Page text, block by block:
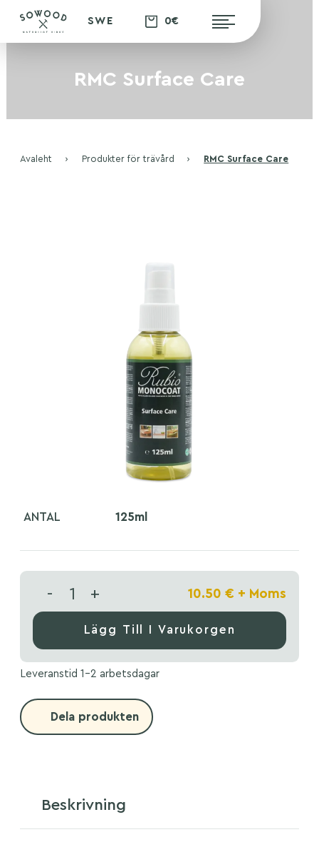
SWE 0€
RMC Surface Care
Avaleht › Produkter för trävård › RMC Surface Care
ANTAL 125ml
- + 10.50 € + Moms
Lägg Till I Varukorgen
Leveranstid 1-2 arbetsdagar
Dela produkten
Beskrivning